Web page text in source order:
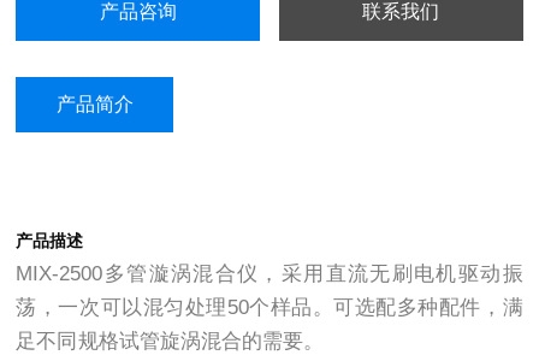
产品咨询 联系我们
产品简介
产品描述
MIX-2500多管漩涡混合仪，采用直流无刷电机驱动振
荡，一次可以混匀处理50个样品。可选配多种配件，满
足不同规格试管旋涡混合的需要。